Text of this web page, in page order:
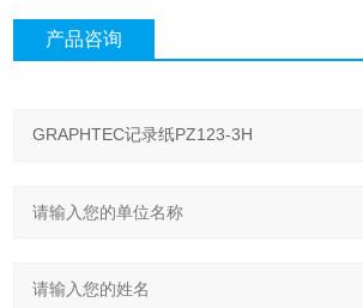
产品咨询